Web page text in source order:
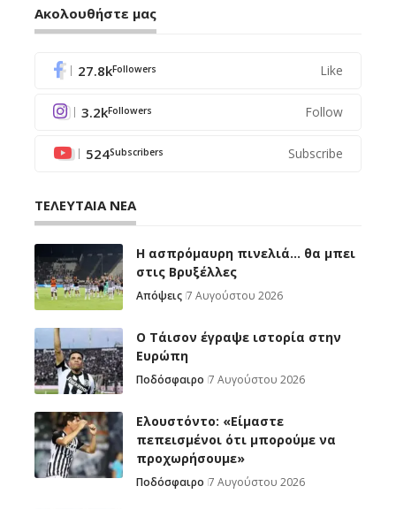
Ακολουθήστε μας
27.8kFollowers Like
3.2kFollowers Follow
524Subscribers Subscribe
ΤΕΛΕΥΤΑΙΑ ΝΕΑ
Η ασπρόμαυρη πινελιά… θα μπει
στις Βρυξέλλες
Απόψεις 7 Αυγούστου 2026
Ο Τάισον έγραψε ιστορία στην
Ευρώπη
Ποδόσφαιρο 7 Αυγούστου 2026
Ελουστόντο: «Είμαστε
πεπεισμένοι ότι μπορούμε να
προχωρήσουμε»
Ποδόσφαιρο 7 Αυγούστου 2026